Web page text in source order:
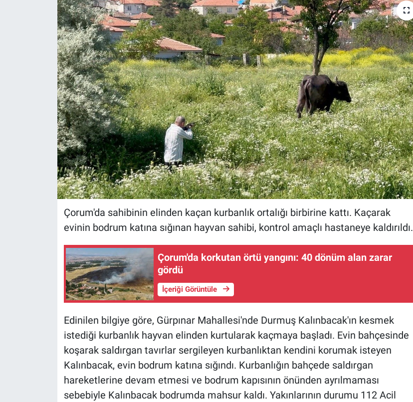
Çorum'da sahibinin elinden kaçan kurbanlık ortalığı birbirine kattı. Kaçarak
evinin bodrum katına sığınan hayvan sahibi, kontrol amaçlı hastaneye kaldırıldı.
Çorum'da korkutan örtü yangını: 40 dönüm alan zarar
gördü
İçeriği Görüntüle
Edinilen bilgiye göre, Gürpınar Mahallesi'nde Durmuş Kalınbacak'ın kesmek
istediği kurbanlık hayvan elinden kurtularak kaçmaya başladı. Evin bahçesinde
koşarak saldırgan tavırlar sergileyen kurbanlıktan kendini korumak isteyen
Kalınbacak, evin bodrum katına sığındı. Kurbanlığın bahçede saldırgan
hareketlerine devam etmesi ve bodrum kapısının önünden ayrılmaması
sebebiyle Kalınbacak bodrumda mahsur kaldı. Yakınlarının durumu 112 Acil